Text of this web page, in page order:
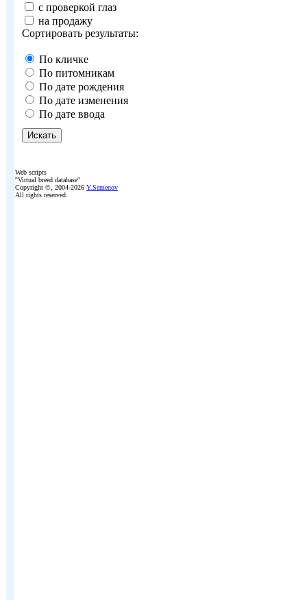
с проверкой глаз
на продажу
Сортировать результаты:
По кличке
По питомникам
По дате рождения
По дате изменения
По дате ввода
Web scripts
''Virtual breed database''
Copyright ©, 2004-2026 Y.Semenov
All rights reserved.